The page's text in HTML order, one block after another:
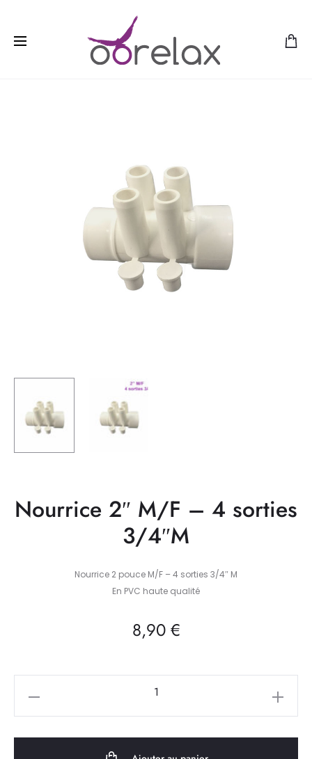
Nourrice 2″ M/F – 4 sorties
3/4″M
Nourrice 2 pouce M/F – 4 sorties 3/4″ M
En PVC haute qualité
8,90 €